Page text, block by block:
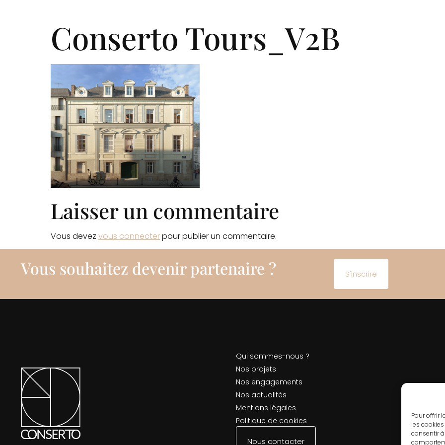
Pour offrir
les
consentir
Conserto Tours_V2B
Laisser un commentaire
Vous devez vous connecterpour publier un commentaire.
Vous souhaitez devenir partenaire ? S'inscrire
Qui sommes-nous ?
Nos projets
Nos engagements
Nos actualités
Mentions légales
Politique de cookies
Nous contacter